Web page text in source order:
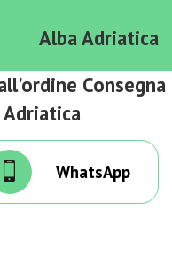
Alba Adriatica
Consegna
WhatsApp